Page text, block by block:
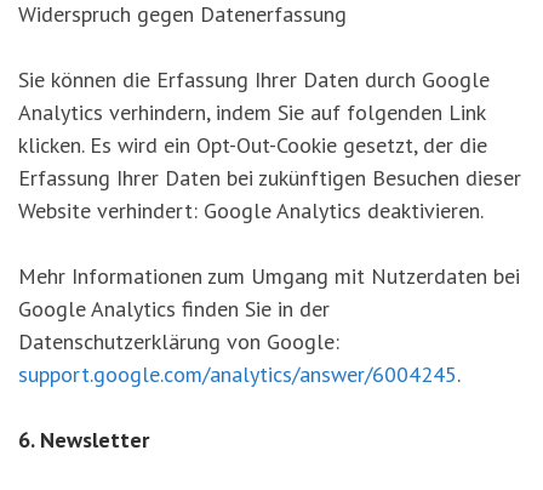
Widerspruch gegen Datenerfassung
Sie können die Erfassung Ihrer Daten durch Google
Analytics verhindern, indem Sie auf folgenden Link
klicken. Es wird ein Opt-Out-Cookie gesetzt, der die
Erfassung Ihrer Daten bei zukünftigen Besuchen dieser
Website verhindert: Google Analytics deaktivieren.
Mehr Informationen zum Umgang mit Nutzerdaten bei
Google Analytics finden Sie in der
Datenschutzerklärung von Google:
support.google.com/analytics/answer/6004245.
6. Newsletter